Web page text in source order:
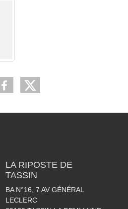
LA RIPOSTE DE
TASSIN
BA N°16, 7 AV GÉNÉRAL
LECLERC